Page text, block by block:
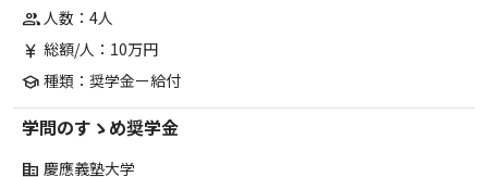
group 人数：4人
currency_yen 総額/人：10万円
school 種類：奨学金ー給付
学問のすゝめ奨学金
corporate_fare 慶應義塾大学